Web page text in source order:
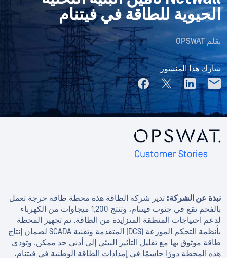
الحيوية للطاقة في فيتنام
بقلمOPSWAT
شارك هذا المنشور
نبذة عن الشركة: تدير شركة الطاقة هذه محطة طاقة حرجة تعمل
بالفحم تقع في جنوب فيتنام، وتنتج 1,200 ميجاوات من الكهرباء
لدعم احتياجات المنطقة المتزايدة من الطاقة. تم تجهيز المحطة
بأنظمة التحكم الموزعة (DCS) المتقدمة وتقنية SCADA لضمان إنتاج
طاقة موثوق بها مع تقليل التأثير البيئي إلى أدنى حد ممكن. وتؤدي
هذه المحطة دورًا حاسمًا في إمدادات الطاقة الوطنية في فيتنام،